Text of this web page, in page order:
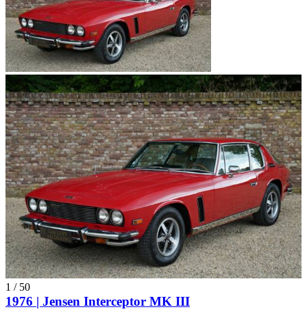
1 / 50
1976 | Jensen Interceptor MK III